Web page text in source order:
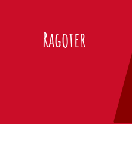
Ragoter